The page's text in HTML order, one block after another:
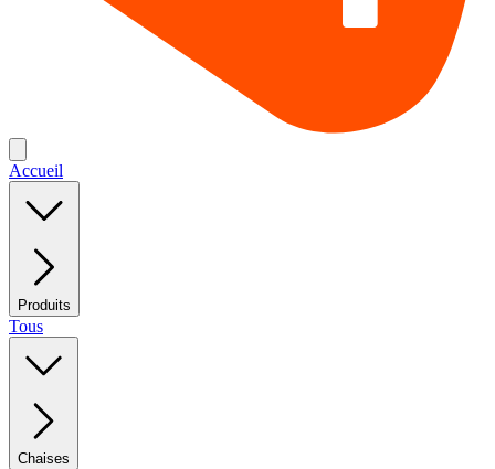
Accueil
Produits
Tous
Chaises